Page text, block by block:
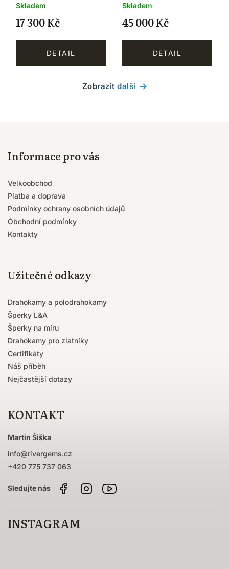
Skladem
17 300 Kč
DETAIL
Skladem
45 000 Kč
DETAIL
Zobrazit další
Informace pro vás
Velkoobchod
Platba a doprava
Podmínky ochrany osobních údajů
Obchodní podmínky
Kontakty
Užitečné odkazy
Drahokamy a polodrahokamy
Šperky L&A
Šperky na míru
Drahokamy pro zlatníky
Certifikáty
Náš příběh
Nejčastější dotazy
KONTAKT
Martin Šiška
info@rivergems.cz
+420 775 737 063
FacebookInstagram
INSTAGRAM